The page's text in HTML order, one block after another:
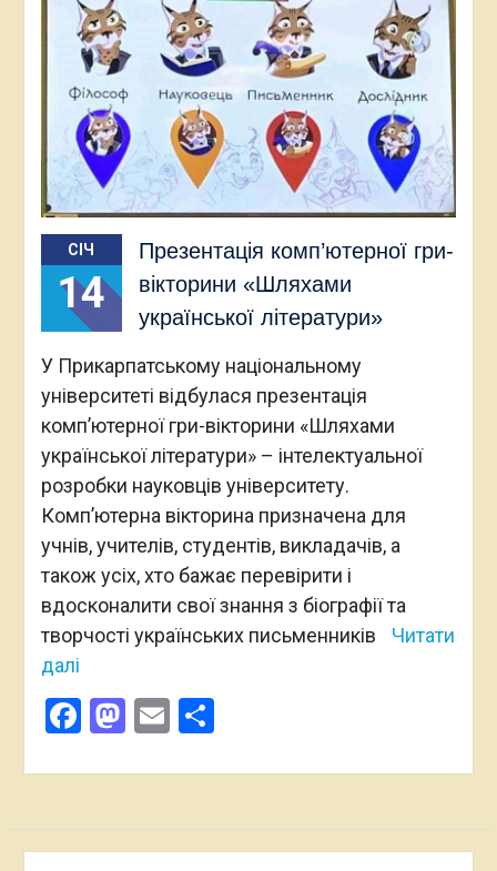
СІЧ
14
Презентація комп’ютерної гри-
вікторини «Шляхами
української літератури»
У Прикарпатському національному
університеті відбулася презентація
комп’ютерної гри-вікторини «Шляхами
української літератури» – інтелектуальної
розробки науковців університету.
Комп’ютерна вікторина призначена для
учнів, учителів, студентів, викладачів, а
також усіх, хто бажає перевірити і
вдосконалити свої знання з біографії та
творчості українських письменників
Читати
далі
Facebook
Mastodon
EmailПоділитися